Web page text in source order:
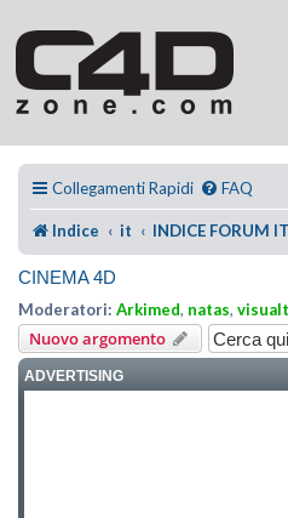
Collegamenti Rapidi FAQ
Indice it INDICE FORUM
CINEMA 4D
Moderatori: Arkimed, natas,
Nuovo argomento
ADVERTISING